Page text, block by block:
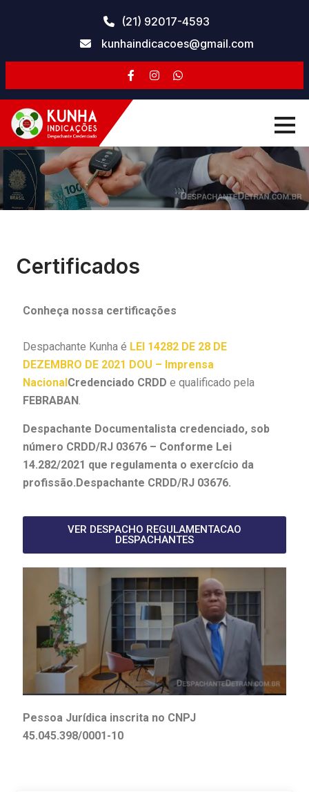
(21) 92017-4593
kunhaindicacoes@gmail.com
Certificados
Conheça nossa certificações
Despachante Kunha é LEI 14282 DE 28 DE
DEZEMBRO DE 2021 DOU – Imprensa
Nacional Credenciado CRDD e qualificado pela
FEBRABAN.
Despachante Documentalista credenciado, sob
número CRDD/RJ 03676 – Conforme Lei
14.282/2021 que regulamenta o exercício da
profissão.Despachante CRDD/RJ 03676.
VER DESPACHO REGULAMENTACAO
DESPACHANTES
Pessoa Jurídica inscrita no CNPJ
45.045.398/0001-10